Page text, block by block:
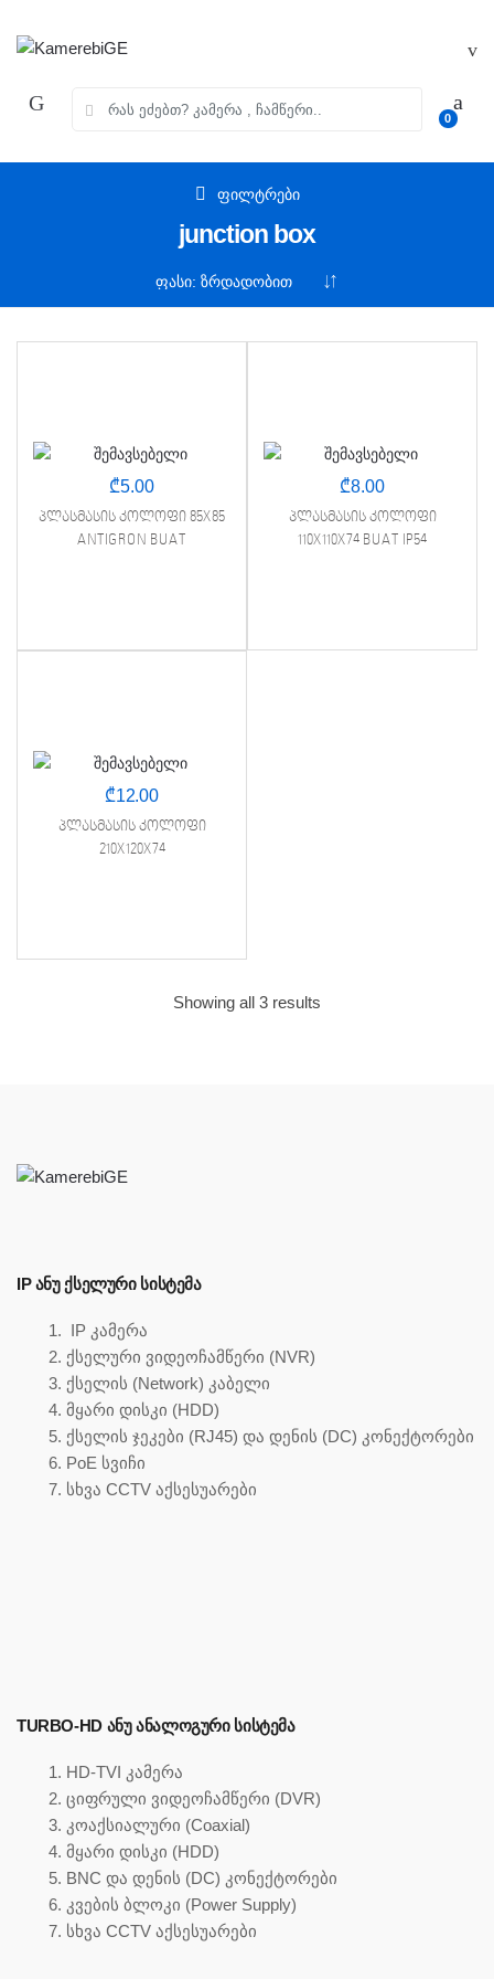
0
ფილტრები
junction box
₾5.00
პლასმასის კოლოფი 85X85
ANTIGRON BUAT
₾8.00
პლასმასის კოლოფი
110X110X74 BUAT IP54
₾12.00
პლასმასის კოლოფი
210X120X74
Showing all 3 results
IP ᲐᲜᲣ ᲥᲡᲔᲚᲣᲠᲘ ᲡᲘᲡᲢᲔᲛᲐ
IP კამერა
ქსელური ვიდეოჩამწერი (NVR)
ქსელის (Network) კაბელი
მყარი დისკი (HDD)
ქსელის ჯეკები (RJ45) და დენის (DC) კონექტორები
PoE სვიჩი
სხვა CCTV აქსესუარები
TURBO-HD ᲐᲜᲣ ᲐᲜᲐᲚᲝᲒᲣᲠᲘ ᲡᲘᲡᲢᲔᲛᲐ
HD-TVI კამერა
ციფრული ვიდეოჩამწერი (DVR)
კოაქსიალური (Coaxial)
მყარი დისკი (HDD)
BNC და დენის (DC) კონექტორები
კვების ბლოკი (Power Supply)
სხვა CCTV აქსესუარები